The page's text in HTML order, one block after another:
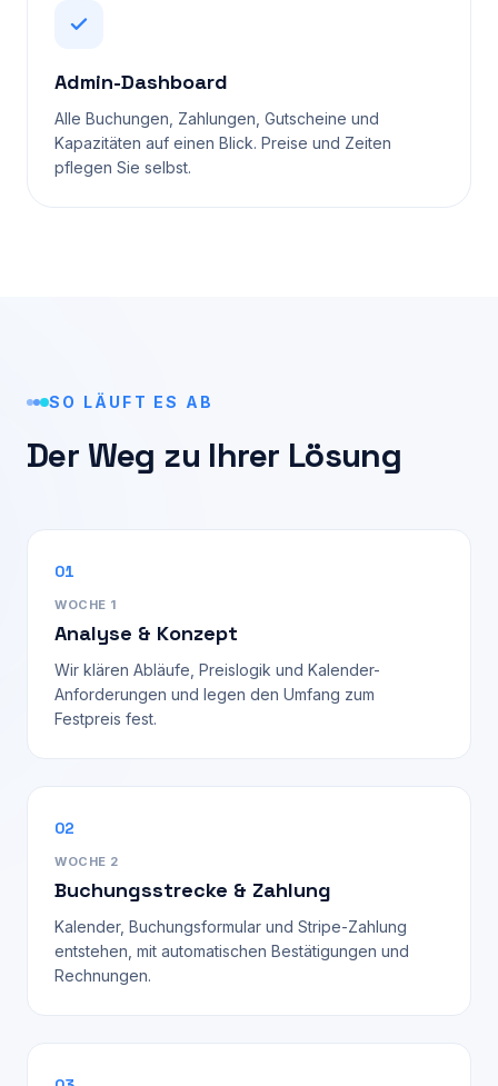
Admin-Dashboard
Alle Buchungen, Zahlungen, Gutscheine und
Kapazitäten auf einen Blick. Preise und Zeiten
pflegen Sie selbst.
SO LÄUFT ES AB
Der Weg zu Ihrer Lösung
01
WOCHE 1
Analyse & Konzept
Wir klären Abläufe, Preislogik und Kalender-
Anforderungen und legen den Umfang zum
Festpreis fest.
02
WOCHE 2
Buchungsstrecke & Zahlung
Kalender, Buchungsformular und Stripe-Zahlung
entstehen, mit automatischen Bestätigungen und
Rechnungen.